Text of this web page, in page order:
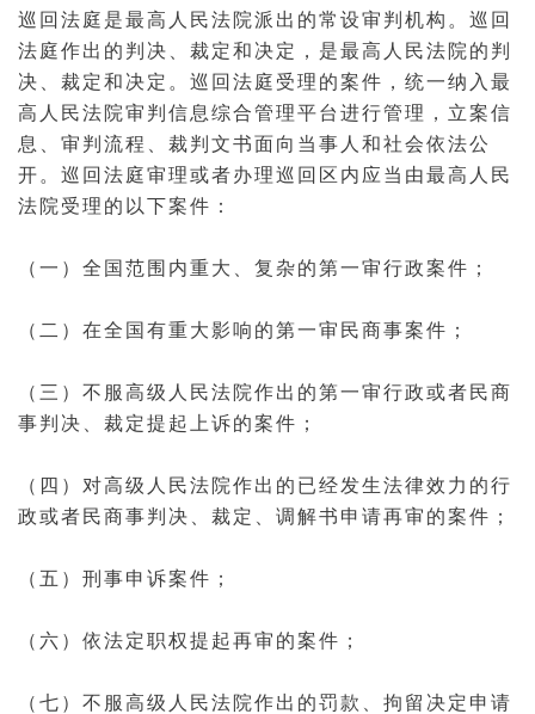
巡回法庭是最高人民法院派出的常设审判机构。巡回
法庭作出的 判决 裁定和决定，是最高人民法院的判
决、裁定和决定。巡回法庭受理的案件，统一纳入最
高人民法院审判信息综合管理平台进行管理， 立案信
息、审判流程、裁判文书面向当事人和社会依法公
开。巡回法庭审理或者办理巡回区内应当由最高人民
法院受理的以下案件：
（一）全国范围内重大、复杂的第一审行政案件 ；
（二）在全国有重大影响的第一审民商事案件；
（三）不服高级人民法院作出的第一审行政或者民商
事判决、裁定提起
上诉的案件；
（四）对高级人民法院作出的已经发生法律效力 的行
政或者民商事判决、裁定、调解书 申请再审 的案件；
（五）刑事申诉案件；
（六）依法定职权提起再审的案件；
（七）不服高级人民法院作出的罚款 、拘留 决定 申请